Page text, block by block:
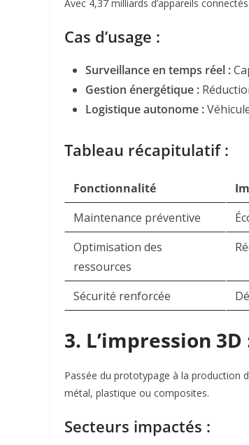
Avec 4,37 milliards d’appareils
Cas d’usage :
Surveillance en temps réel :
Gestion énergétique :
Logistique autonome :
Tableau récapitulatif :
Fonctionnalité
Maintenance préventive
Optimisation des
ressources
Sécurité renforcée
3. L’impression
Passée du prototypage à la production
métal, plastique ou composites.
Secteurs impactés :